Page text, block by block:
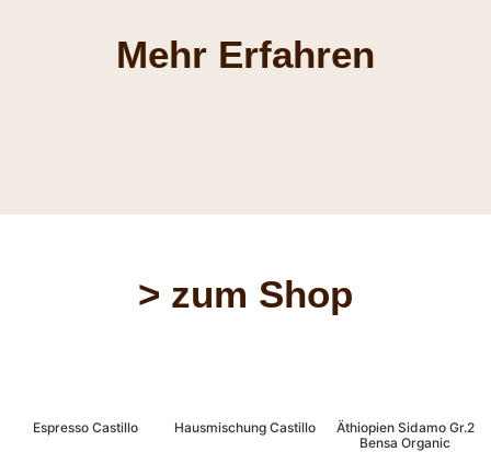
Mehr Erfahren
> zum Shop
Espresso Castillo Hausmischung Castillo
Äthiopien Sidamo Gr.2
Bensa Organic